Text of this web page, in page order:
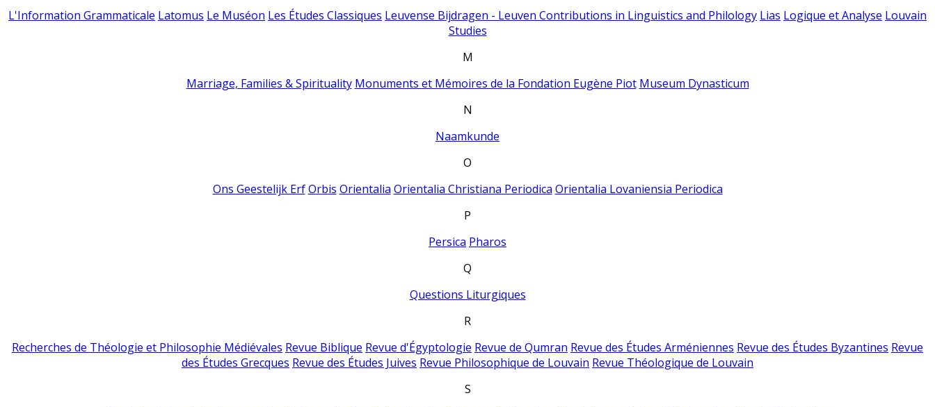
L'Information Grammaticale Latomus Le Muséon Les Études Classiques Leuvense Bijdragen - Leuven Contributions in Linguistics and Philology Lias Logique et Analyse Louvain
Studies
M
Marriage, Families & Spirituality Monuments et Mémoires de la Fondation Eugène Piot Museum Dynasticum
N
Naamkunde
O
Ons Geestelijk Erf Orbis Orientalia Orientalia Christiana Periodica Orientalia Lovaniensia Periodica
P
Persica Pharos
Q
Questions Liturgiques
R
Recherches de Théologie et Philosophie Médiévales Revue Biblique Revue d'Égyptologie Revue de Qumran Revue des Études Arméniennes Revue des Études Byzantines Revue
des Études Grecques Revue des Études Juives Revue Philosophique de Louvain Revue Théologique de Louvain
S